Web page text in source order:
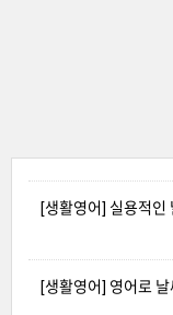
[생활영어] 실용적인
[생활영어] 영어로